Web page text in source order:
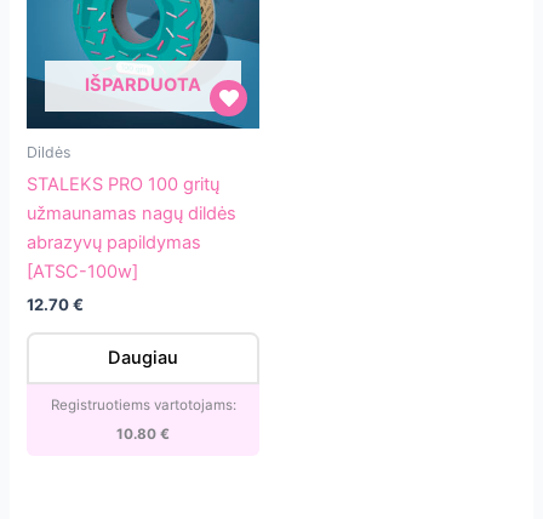
STALEKS
užmaunamas
nagų
dildės
[ATSC-
IŠPARDUOTA
Dildės
STALEKS PRO 100 gritų
užmaunamas nagų dildės
abrazyvų papildymas
[ATSC-100w]
12.70€
Daugiau
Registruotiems vartotojams:
10.80€